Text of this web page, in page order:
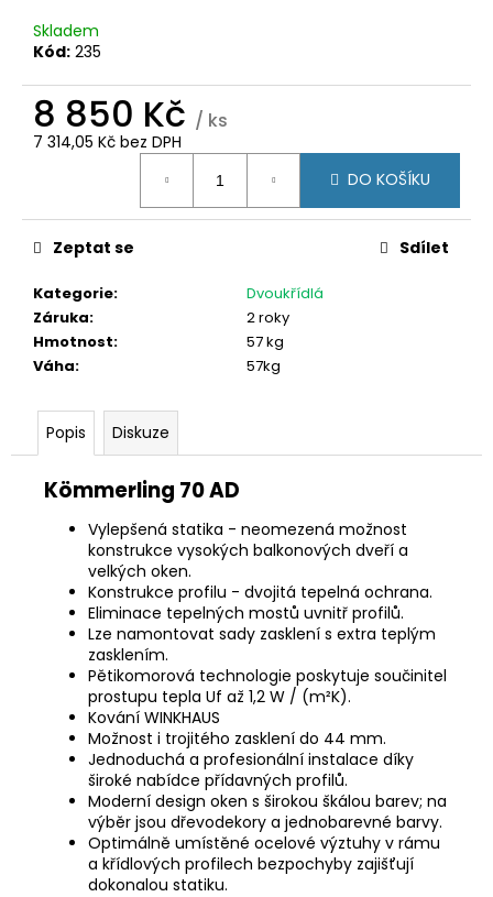
Skladem
Kód: 235
8 850 Kč / ks
7 314,05 Kč bez DPH
DO KOŠÍKU
Kategorie:
Dvoukřídlá
Záruka:
2 roky
Hmotnost:
57 kg
Váha: 57kg
Zeptat se Sdílet
Popis Diskuze
Kömmerling 70 AD
Vylepšená statika - neomezená možnost
konstrukce vysokých balkonových dveří a
velkých oken.
Konstrukce profilu - dvojitá tepelná ochrana.
Eliminace tepelných mostů uvnitř profilů.
Lze namontovat sady zasklení s extra teplým
zasklením.
Pětikomorová technologie poskytuje součinitel
prostupu tepla Uf až 1,2 W / (m²K).
Kování WINKHAUS
Možnost i trojitého zasklení do 44 mm.
Jednoduchá a profesionální instalace díky
široké nabídce přídavných profilů.
Moderní design oken s širokou škálou barev; na
výběr jsou dřevodekory a jednobarevné barvy.
Optimálně umístěné ocelové výztuhy v rámu
a křídlových profilech bezpochyby zajišťují
dokonalou statiku.
OKNO
170X120
BÍLÁ/BÍLÁ
(DVOUKŘÍDLÉ)
TROJSKLO
KÖMMERLING
Kč